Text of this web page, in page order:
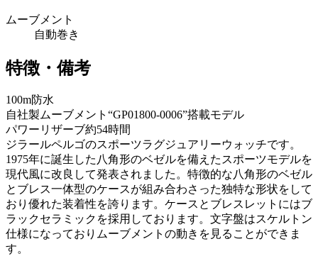
ムーブメント
自動巻き
特徴・備考
100m防水
自社製ムーブメント“GP01800-0006”搭載モデル
パワーリザーブ約54時間
ジラールペルゴのスポーツラグジュアリーウォッチです。
1975年に誕生した八角形のベゼルを備えたスポーツモデルを
現代風に改良して発表されました。特徴的な八角形のベゼル
とブレス一体型のケースが組み合わさった独特な形状をして
おり優れた装着性を誇ります。ケースとブレスレットにはブ
ラックセラミックを採用しております。文字盤はスケルトン
仕様になっておりムーブメントの動きを見ることができま
す。